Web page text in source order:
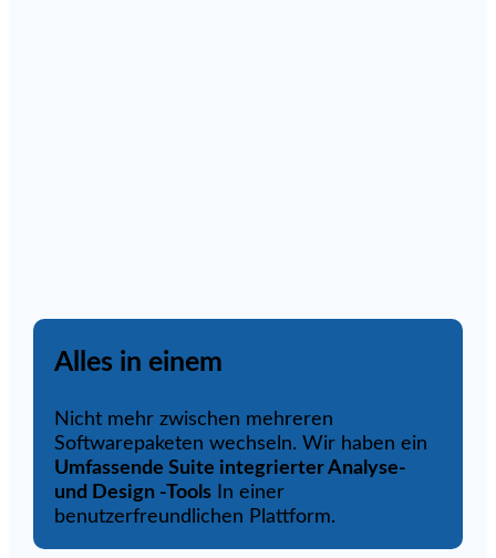
Alles in einem
Nicht mehr zwischen mehreren
Softwarepaketen wechseln. Wir haben ein
Umfassende Suite integrierter Analyse-
und Design -Tools In einer
benutzerfreundlichen Plattform.